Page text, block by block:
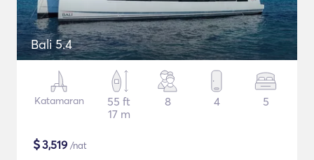
Bali 5.4
Katamaran
55 ft
17 m
8 4 5
$3,519 /nat